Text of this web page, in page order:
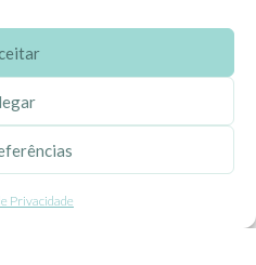
Privacidade